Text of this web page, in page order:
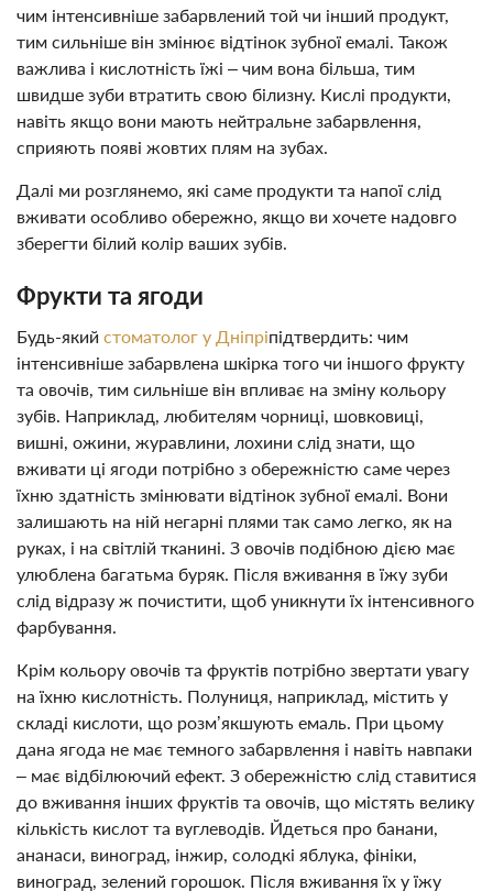
чим інтенсивніше забарвлений той чи інший продукт,
тим сильніше він змінює відтінок зубної емалі. Також
важлива і кислотність їжі – чим вона більша, тим
швидше зуби втратить свою білизну. Кислі продукти,
навіть якщо вони мають нейтральне забарвлення,
сприяють появі жовтих плям на зубах.
Далі ми розглянемо, які саме продукти та напої слід
вживати особливо обережно, якщо ви хочете надовго
зберегти білий колір ваших зубів.
Фрукти та ягоди
Будь-який стоматолог у Дніпріпідтвердить: чим
інтенсивніше забарвлена шкірка того чи іншого фрукту
та овочів, тим сильніше він впливає на зміну кольору
зубів. Наприклад, любителям чорниці, шовковиці,
вишні, ожини, журавлини, лохини слід знати, що
вживати ці ягоди потрібно з обережністю саме через
їхню здатність змінювати відтінок зубної емалі. Вони
залишають на ній негарні плями так само легко, як на
руках, і на світлій тканині. З овочів подібною дією має
улюблена багатьма буряк. Після вживання в їжу зуби
слід відразу ж почистити, щоб уникнути їх інтенсивного
фарбування.
Крім кольору овочів та фруктів потрібно звертати увагу
на їхню кислотність. Полуниця, наприклад, містить у
складі кислоти, що розм’якшують емаль. При цьому
дана ягода не має темного забарвлення і навіть навпаки
– має відбілюючий ефект. З обережністю слід ставитися
до вживання інших фруктів та овочів, що містять велику
кількість кислот та вуглеводів. Йдеться про банани,
ананаси, виноград, інжир, солодкі яблука, фініки,
виноград, зелений горошок. Після вживання їх у їжу